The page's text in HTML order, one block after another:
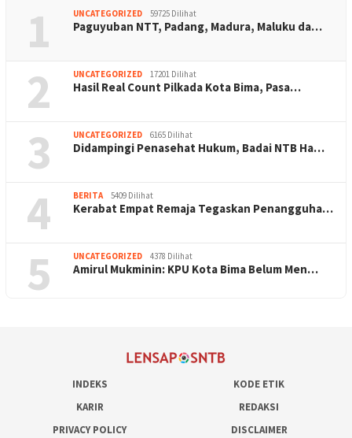
1 UNCATEGORIZED 59725 Dilihat
Paguyuban NTT, Padang, Madura, Maluku da…
2 UNCATEGORIZED 17201 Dilihat
Hasil Real Count Pilkada Kota Bima, Pasa…
3 UNCATEGORIZED 6165 Dilihat
Didampingi Penasehat Hukum, Badai NTB Ha…
4 BERITA 5409 Dilihat
Kerabat Empat Remaja Tegaskan Penangguha…
5 UNCATEGORIZED 4378 Dilihat
Amirul Mukminin: KPU Kota Bima Belum Men…
INDEKS
KODE ETIK
KARIR
REDAKSI
PRIVACY POLICY
DISCLAIMER